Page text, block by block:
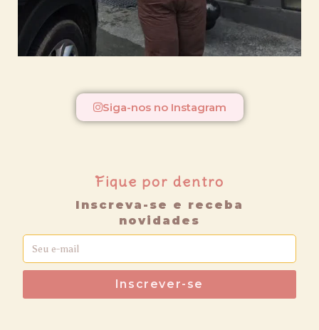
Siga-nos no Instagram
Fique por dentro
Inscreva-se e receba
novidades
Inscrever-se